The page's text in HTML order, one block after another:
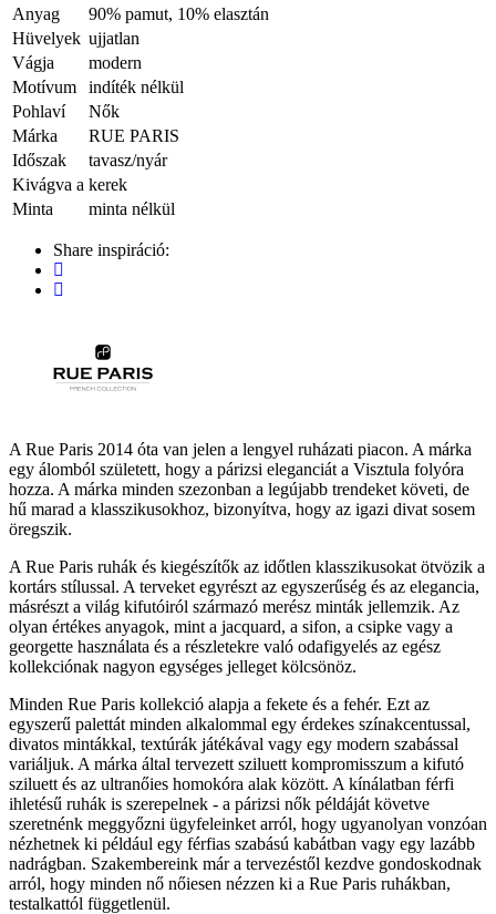
Anyag
90% pamut, 10% elasztán
Hüvelyek ujjatlan
Vágja
modern
Motívum
indíték nélkül
Pohlaví
Nők
Márka
RUE PARIS
Időszak
tavasz/nyár
Kivágva a kerek
Minta
minta nélkül
Share inspiráció:
A Rue Paris 2014 óta van jelen a lengyel ruházati piacon. A márka
egy álomból született, hogy a párizsi eleganciát a Visztula folyóra
hozza. A márka minden szezonban a legújabb trendeket követi, de
hű marad a klasszikusokhoz, bizonyítva, hogy az igazi divat sosem
öregszik.
A Rue Paris ruhák és kiegészítők az időtlen klasszikusokat ötvözik a
kortárs stílussal. A terveket egyrészt az egyszerűség és az elegancia,
másrészt a világ kifutóiról származó merész minták jellemzik. Az
olyan értékes anyagok, mint a jacquard, a sifon, a csipke vagy a
georgette használata és a részletekre való odafigyelés az egész
kollekciónak nagyon egységes jelleget kölcsönöz.
Minden Rue Paris kollekció alapja a fekete és a fehér. Ezt az
egyszerű palettát minden alkalommal egy érdekes színakcentussal,
divatos mintákkal, textúrák játékával vagy egy modern szabással
variáljuk. A márka által tervezett sziluett kompromisszum a kifutó
sziluett és az ultranőies homokóra alak között. A kínálatban férfi
ihletésű ruhák is szerepelnek - a párizsi nők példáját követve
szeretnénk meggyőzni ügyfeleinket arról, hogy ugyanolyan vonzóan
nézhetnek ki például egy férfias szabású kabátban vagy egy lazább
nadrágban. Szakembereink már a tervezéstől kezdve gondoskodnak
arról, hogy minden nő nőiesen nézzen ki a Rue Paris ruhákban,
testalkattól függetlenül.